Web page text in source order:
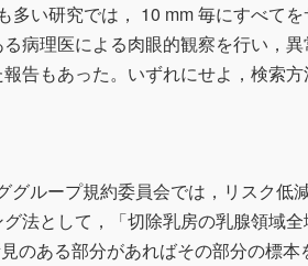
多い研究では， 10 mm 毎にすべてを
病理医による肉眼的観察を行い，異
告もあった。いずれにせよ，検索
グループ規約委員会では，リスク低
法として，「切除乳房の乳腺領域
のある部分があればその部分の標本